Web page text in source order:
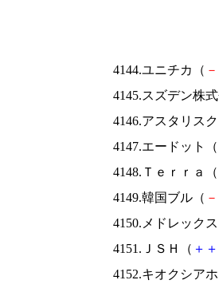
4144.ユニチカ（ －
4145.スズデン株
4146.アスタリス
4147.エードット（
4148.Ｔｅｒｒａ（
4149.韓国ブル（ －
4150.メドレック
4151.ＪＳＨ（ ＋ ＋
4152.キオクシア